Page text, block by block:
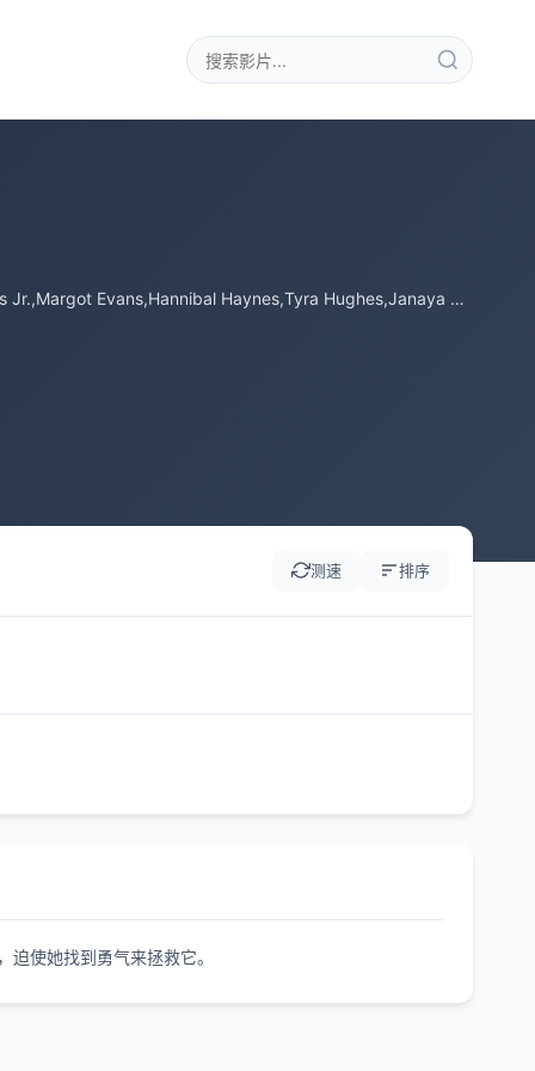
Nancy Bellany,Prudence Shaka Laka Boom,Art Corral,George Cyril,Mercellus Davis Jr.,Margot Evans,Hannibal Haynes,Tyra Hughes,Janaya Kaufman,Michael Bear Mcgee,Aimee Palance,Stephen Ross,Louis Smith &#039;Tre Luv&#039;,Debo Rah Sullivan,Marion Sweet
测速 排序
使她找到勇气来拯救它。